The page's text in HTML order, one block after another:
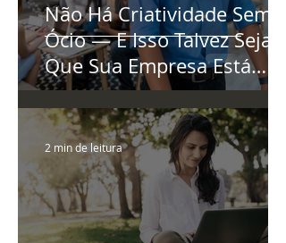
Não Há Criatividade Sem
Ócio — E Isso Talvez Seja o
Que Sua Empresa Está
Negligenciando
2 min de leitura